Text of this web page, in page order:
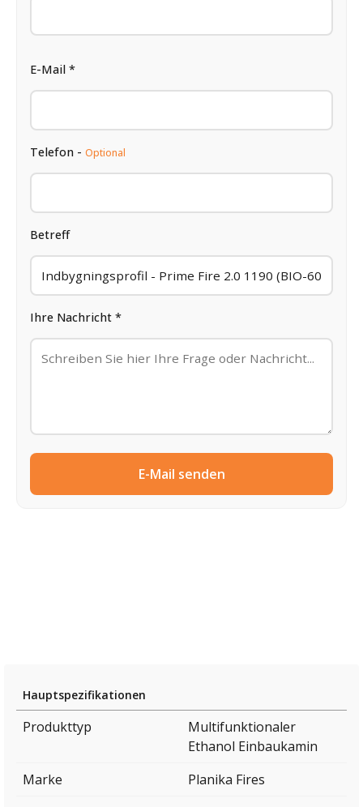
E-Mail *
Telefon - Optional
Betreff
Ihre Nachricht *
E-Mail senden
Hauptspezifikationen
Produkttyp
Multifunktionaler
Ethanol Einbaukamin
Marke
Planika Fires